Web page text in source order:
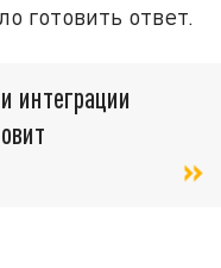
готовить ответ.
интеграции